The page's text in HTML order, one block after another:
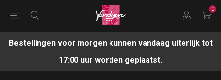
0
Bestellingen voor morgen kunnen vandaag uiterlijk tot
17:00 uur worden geplaatst.